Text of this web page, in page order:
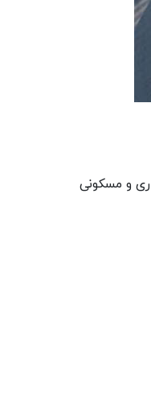
و مسکونی